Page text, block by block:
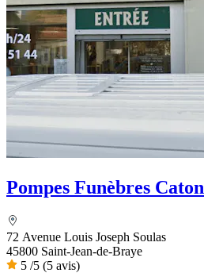
Pompes Funèbres Caton
72 Avenue Louis Joseph Soulas
45800 Saint-Jean-de-Braye
5 /5 (5 avis)